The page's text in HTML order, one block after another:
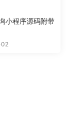
小程序源码附带